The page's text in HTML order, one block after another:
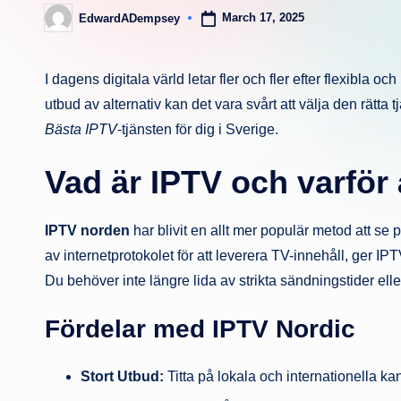
Posted
by
EdwardADempsey March 17, 2025
I dagens digitala värld letar fler och fler efter flexibla
utbud av alternativ kan det vara svårt att välja den rätta
Bästa IPTV-tjänsten för dig i Sverige.
Vad är IPTV och
IPTV norden har blivit en allt mer populär metod att se
av internetprotokolet för att leverera TV-innehåll, ger
Du behöver inte längre lida av strikta sändningstider
Fördelar med IPTV Nordic
Stort Utbud: Titta på lokala och internationella